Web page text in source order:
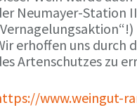
Neumayer-Station
erhoffen uns durch
Artenschutzes zu
www.weingut-